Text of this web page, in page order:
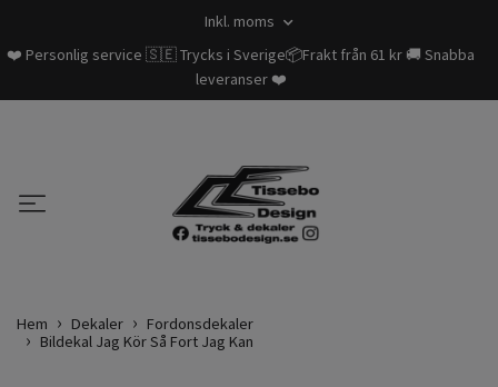
Inkl. moms
❤️ Personlig service 🇸🇪 Trycks i Sverige📦Frakt från 61 kr 🚚 Snabba
leveranser ❤️
Hem Dekaler
Fordonsdekaler
Bildekal Jag Kör Så Fort Jag Kan